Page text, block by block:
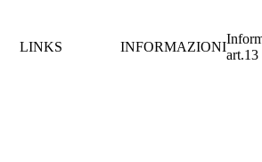
LINKS INFORMAZIONI
art.13